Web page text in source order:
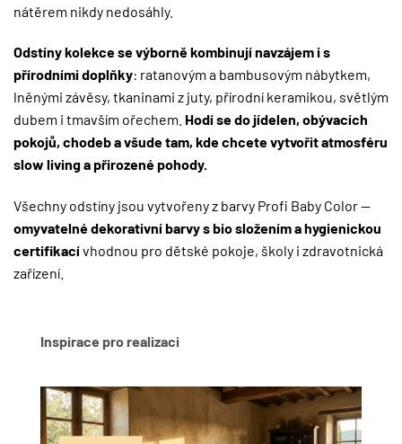
nátěrem nikdy nedosáhly.
Odstíny kolekce se výborně kombinují navzájem i s
přírodními doplňky: ratanovým a bambusovým nábytkem,
lněnými závěsy, tkaninami z juty, přírodní keramikou, světlým
dubem i tmavším ořechem. Hodí se do jídelen, obývacích
pokojů, chodeb a všude tam, kde chcete vytvořit atmosféru
slow living a přirozené pohody.
Všechny odstíny jsou vytvořeny z barvy Profi Baby Color —
omyvatelné dekorativní barvy s bio složením a hygienickou
certifikacívhodnou pro dětské pokoje, školy i zdravotnická
zařízení.
Inspirace pro realizaci